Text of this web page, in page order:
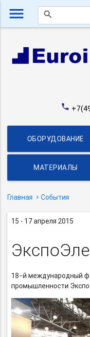
menu search
phone
ОБОРУДОВАНИЕ
МАТЕРИАЛЫ
Главная События
15 - 17 апреля 2015
18−й международный
промышленности